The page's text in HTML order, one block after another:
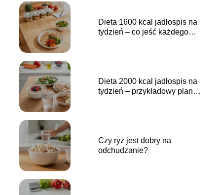
Dieta 1600 kcal jadłospis na
tydzień – co jeść każdego
Dieta 2000 kcal jadłospis na
tydzień – przykładowy plan
Czy ryż jest dobry na
odchudzanie?